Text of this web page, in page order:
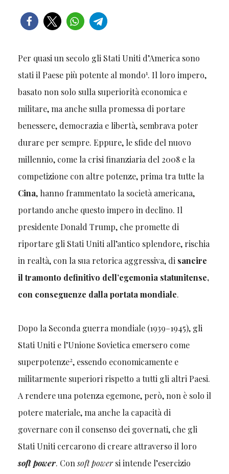
Per quasi un secolo gli Stati Uniti d’America sono
stati il Paese più potente al mondo1. Il loro impero,
basato non solo sulla superiorità economica e
militare, ma anche sulla promessa di portare
benessere, democrazia e libertà, sembrava poter
durare per sempre. Eppure, le sfide del nuovo
millennio, come la crisi finanziaria del 2008 e la
competizione con altre potenze, prima tra tutte la
Cina, hanno frammentato la società americana,
portando anche questo impero in declino. Il
presidente Donald Trump, che promette di
riportare gli Stati Uniti all’antico splendore, rischia
in realtà, con la sua retorica aggressiva, di sancire
il tramonto definitivo dell’egemonia statunitense,
con conseguenze dalla portata mondiale.
Dopo la Seconda guerra mondiale (1939–1945), gli
Stati Uniti e l’Unione Sovietica emersero come
superpotenze2, essendo economicamente e
militarmente superiori rispetto a tutti gli altri Paesi.
A rendere una potenza egemone, però, non è solo il
potere materiale, ma anche la capacità di
governare con il consenso dei governati, che gli
Stati Uniti cercarono di creare attraverso il loro
soft power. Consoft powersi intende l’esercizio